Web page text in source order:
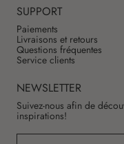
SUPPORT
Paiements
Livraisons et retours
Questions fréquentes
Service clients
NEWSLETTER
Suivez-nous afin de
inspirations!